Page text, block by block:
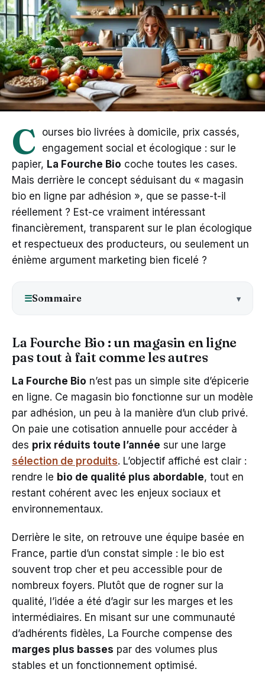
C
ourses bio livrées à domicile, prix cassés,
engagement social et écologique : sur le
papier, La Fourche Bio coche toutes les cases.
Mais derrière le concept séduisant du « magasin
bio en ligne par adhésion », que se passe-t-il
réellement ? Est-ce vraiment intéressant
financièrement, transparent sur le plan écologique
et respectueux des producteurs, ou seulement un
énième argument marketing bien ficelé ?
☰Sommaire
La Fourche Bio : un magasin en ligne
pas tout à fait comme les autres
La Fourche Bio n’est pas un simple site d’épicerie
en ligne. Ce magasin bio fonctionne sur un modèle
par adhésion, un peu à la manière d’un club privé.
On paie une cotisation annuelle pour accéder à
des prix réduits toute l’année sur une large
sélection de produits. L’objectif affiché est clair :
rendre le bio de qualité plus abordable, tout en
restant cohérent avec les enjeux sociaux et
environnementaux.
Derrière le site, on retrouve une équipe basée en
France, partie d’un constat simple : le bio est
souvent trop cher et peu accessible pour de
nombreux foyers. Plutôt que de rogner sur la
qualité, l’idée a été d’agir sur les marges et les
intermédiaires. En misant sur une communauté
d’adhérents fidèles, La Fourche compense des
marges plus basses par des volumes plus
stables et un fonctionnement optimisé.